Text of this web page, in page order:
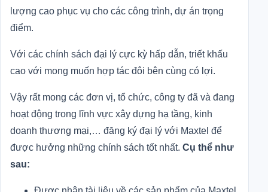
lượng cao phục vụ cho các công trình, dự án trọng
điểm.
Với các chính sách đại lý cực kỳ hấp dẫn, triết khấu
cao với mong muốn hợp tác đôi bên cùng có lợi.
Vậy rất mong các đơn vị, tổ chức, công ty đã và đang
hoạt động trong lĩnh vực xây dựng hạ tầng, kinh
doanh thương mại,… đăng ký đại lý với Maxtel để
được hưởng những chính sách tốt nhất. Cụ thể như
sau: